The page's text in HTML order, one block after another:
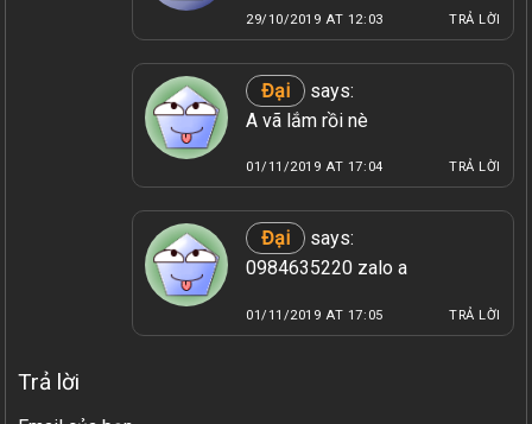
29/10/2019 AT 12:03 TRẢ LỜI
Đại
says:
A vã lắm rồi nè
01/11/2019 AT 17:04 TRẢ LỜI
Đại
says:
0984635220 zalo a
01/11/2019 AT 17:05 TRẢ LỜI
Trả lời